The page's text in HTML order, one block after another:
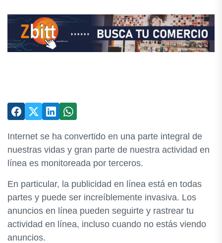
Internet se ha convertido en una parte integral de
nuestras vidas y gran parte de nuestra actividad en
línea es monitoreada por terceros.
En particular, la publicidad en línea está en todas
partes y puede ser increíblemente invasiva. Los
anuncios en línea pueden seguirte y rastrear tu
actividad en línea, incluso cuando no estás viendo
anuncios.